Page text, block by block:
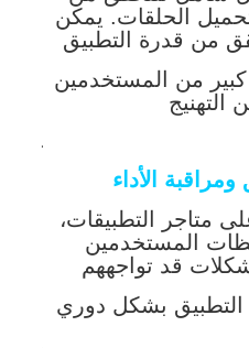
الحلقات. يمكن
من قدرة التطبيق
من المستخدمين
.
متاجر التطبيقات،
المستخدمين